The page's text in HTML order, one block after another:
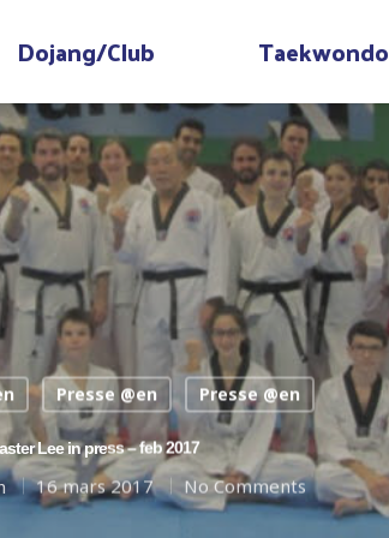
Dojang/Club Taekwondo
Presse @en Presse @en
Lee in press – feb 2017
16 mars 2017 No Comments